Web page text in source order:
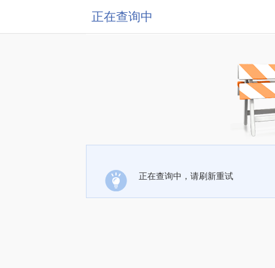
正在查询中
正在查询中，请刷新重试